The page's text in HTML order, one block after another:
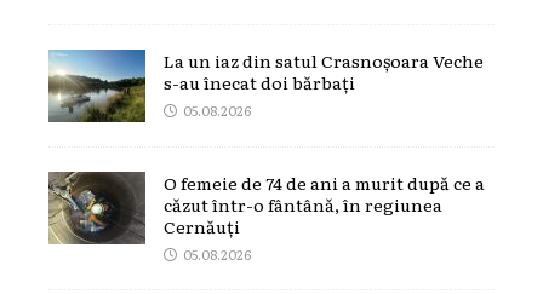
La un iaz din satul Crasnoșoara Veche
s-au înecat doi bărbați
05.08.2026
O femeie de 74 de ani a murit după ce a
căzut într-o fântână, în regiunea
Cernăuți
05.08.2026